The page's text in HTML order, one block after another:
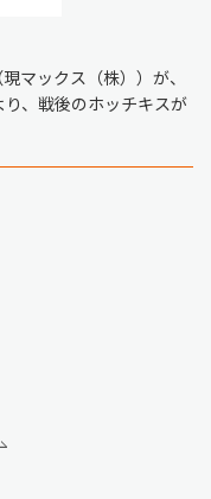
マックス（株））が、
、戦後のホッチキスが